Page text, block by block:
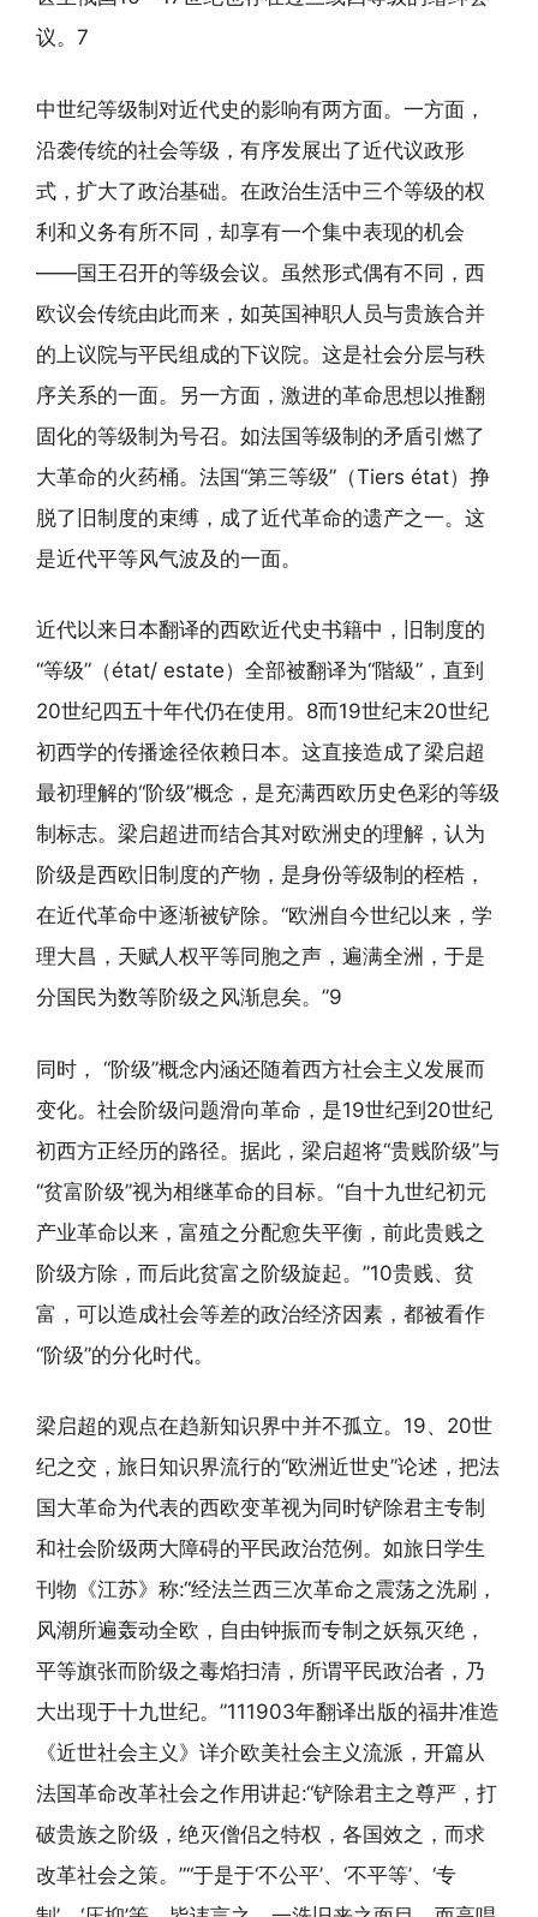
议。7
中世纪等级制对近代史的影响有两方面。一方面，
沿袭传统的社会等级，有序发展出了近代议政形
式，扩大了政治基础。在政治生活中三个等级的权
利和义务有所不同，却享有一个集中表现的机会
——国王召开的等级会议。虽然形式偶有不同，西
欧议会传统由此而来，如英国神职人员与贵族合并
的上议院与平民组成的下议院。这是社会分层与秩
序关系的一面。另一方面，激进的革命思想以推翻
固化的等级制为号召。如法国等级制的矛盾引燃了
大革命的火药桶。法国“第三等级”（Tiers état）挣
脱了旧制度的束缚，成了近代革命的遗产之一。这
是近代平等风气波及的一面。
近代以来日本翻译的西欧近代史书籍中，旧制度的
“等级”（état/ estate）全部被翻译为“階級”，直到
20世纪四五十年代仍在使用。8而19世纪末20世纪
初西学的传播途径依赖日本。这直接造成了梁启超
最初理解的“阶级”概念，是充满西欧历史色彩的等级
制标志。梁启超进而结合其对欧洲史的理解，认为
阶级是西欧旧制度的产物，是身份等级制的桎梏，
在近代革命中逐渐被铲除。“欧洲自今世纪以来，学
理大昌，天赋人权平等同胞之声，遍满全洲，于是
分国民为数等阶级之风渐息矣。”9
同时， “阶级”概念内涵还随着西方社会主义发展而
变化。社会阶级问题滑向革命，是19世纪到20世纪
初西方正经历的路径。据此，梁启超将“贵贱阶级”与
“贫富阶级”视为相继革命的目标。“自十九世纪初元
产业革命以来，富殖之分配愈失平衡，前此贵贱之
阶级方除，而后此贫富之阶级旋起。”10贵贱、贫
富，可以造成社会等差的政治经济因素，都被看作
“阶级”的分化时代。
梁启超的观点在趋新知识界中并不孤立。19、20世
纪之交，旅日知识界流行的“欧洲近世史”论述，把法
国大革命为代表的西欧变革视为同时铲除君主专制
和社会阶级两大障碍的平民政治范例。如旅日学生
刊物《江苏》称:“经法兰西三次革命之震荡之洗刷，
风潮所遍轰动全欧，自由钟振而专制之妖氛灭绝，
平等旗张而阶级之毒焰扫清，所谓平民政治者，乃
大出现于十九世纪。”111903年翻译出版的福井准造
《近世社会主义》详介欧美社会主义流派，开篇从
法国革命改革社会之作用讲起:“铲除君主之尊严，打
破贵族之阶级，绝灭僧侣之特权，各国效之，而求
改革社会之策。”“于是于‘不公平’、‘不平等’、‘专